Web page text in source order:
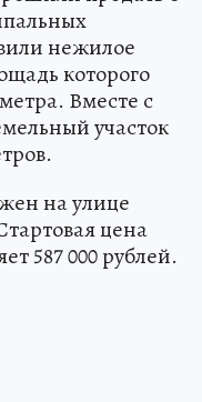
нежилое
которого
Вместе с
участок
на улице
цена
587 000 рублей.